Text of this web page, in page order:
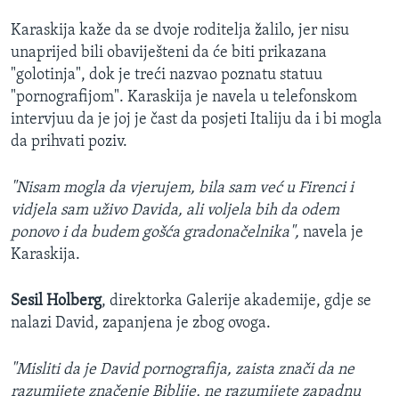
Karaskija kaže da se dvoje roditelja žalilo, jer nisu
unaprijed bili obaviješteni da će biti prikazana
"golotinja", dok je treći nazvao poznatu statuu
"pornografijom". Karaskija je navela u telefonskom
intervjuu da je joj je čast da posjeti Italiju da i bi mogla
da prihvati poziv.
"Nisam mogla da vjerujem, bila sam već u Firenci i
vidjela sam uživo Davida, ali voljela bih da odem
ponovo i da budem gošća gradonačelnika", navela je
Karaskija.
Sesil Holberg, direktorka Galerije akademije, gdje se
nalazi David, zapanjena je zbog ovoga.
"Misliti da je David pornografija, zaista znači da ne
razumijete značenje Biblije, ne razumijete zapadnu